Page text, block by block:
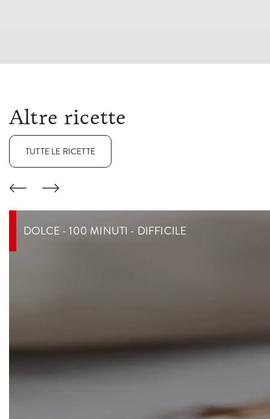
Altre ricette
TUTTE LE RICETTE
DOLCE - 100 MINUTI - DIFFICILE